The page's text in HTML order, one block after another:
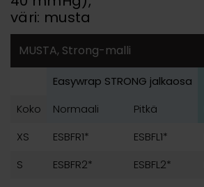
väri: musta
MUSTA, Strong-malli
Easywrap STRONG jalkaosa
Koko
Normaali Pitkä
XS
ESBFR1* ESBFL1*
S
ESBFR2* ESBFL2*